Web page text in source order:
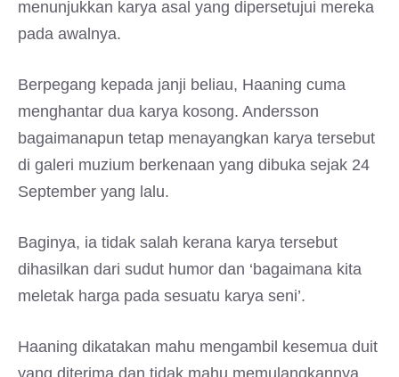
menunjukkan karya asal yang dipersetujui mereka
pada awalnya.
Berpegang kepada janji beliau, Haaning cuma
menghantar dua karya kosong. Andersson
bagaimanapun tetap menayangkan karya tersebut
di galeri muzium berkenaan yang dibuka sejak 24
September yang lalu.
Baginya, ia tidak salah kerana karya tersebut
dihasilkan dari sudut humor dan ‘bagaimana kita
meletak harga pada sesuatu karya seni’.
Haaning dikatakan mahu mengambil kesemua duit
yang diterima dan tidak mahu memulangkannya